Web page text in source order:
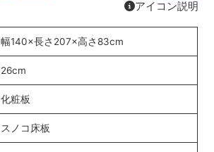
アイコン説明
幅140×長さ207×高さ83cm
26cm
化粧板
スノコ床板